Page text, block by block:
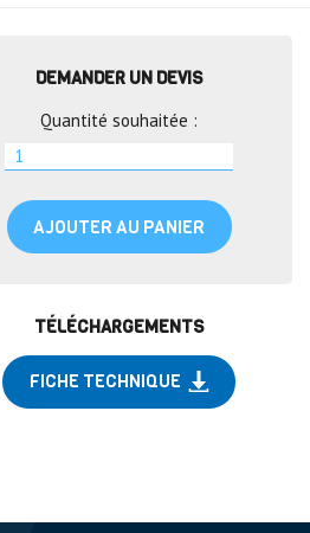
DEMANDER UN DEVIS
Quantité souhaitée :
AJOUTER AU PANIER
TÉLÉCHARGEMENTS
FICHE TECHNIQUE